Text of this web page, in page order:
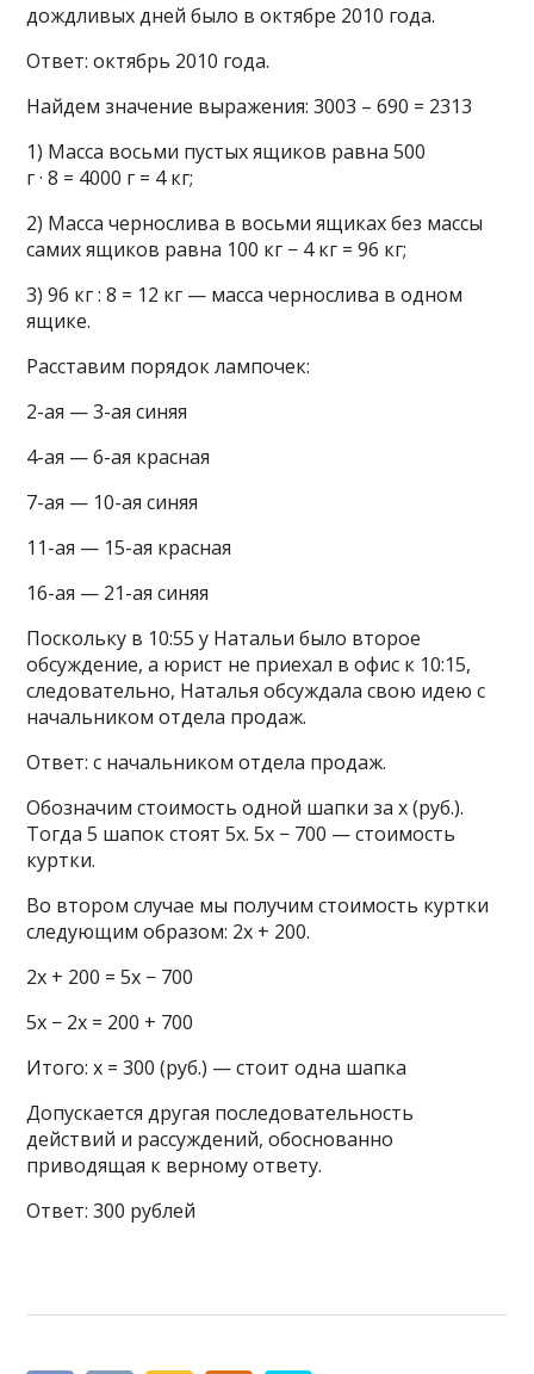
дождливых дней было в октябре 2010 года.
Ответ: октябрь 2010 года.
Найдем значение выражения: 3003 – 690 = 2313
1) Масса восьми пустых ящиков равна 500
г · 8 = 4000 г = 4 кг;
2) Масса чернослива в восьми ящиках без массы
самих ящиков равна 100 кг − 4 кг = 96 кг;
3) 96 кг : 8 = 12 кг — масса чернослива в одном
ящике.
Расставим порядок лампочек:
2-ая — 3-ая синяя
4-ая — 6-ая красная
7-ая — 10-ая синяя
11-ая — 15-ая красная
16-ая — 21-ая синяя
Поскольку в 10:55 у Натальи было второе
обсуждение, а юрист не приехал в офис к 10:15,
следовательно, Наталья обсуждала свою идею с
начальником отдела продаж.
Ответ: с начальником отдела продаж.
Обозначим стоимость одной шапки за x (руб.).
Тогда 5 шапок стоят 5x. 5x − 700 — стоимость
куртки.
Во втором случае мы получим стоимость куртки
следующим образом: 2x + 200.
2х + 200 = 5х − 700
5х − 2х = 200 + 700
Итого: х = 300 (руб.) — стоит одна шапка
Допускается другая последовательность
действий и рассуждений, обоснованно
приводящая к верному ответу.
Ответ: 300 рублей